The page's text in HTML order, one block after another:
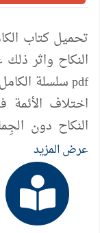
تحميل كتاب
النكاح واثر
اختلاف
النكاح دون
الحسيني
عرض المزيد